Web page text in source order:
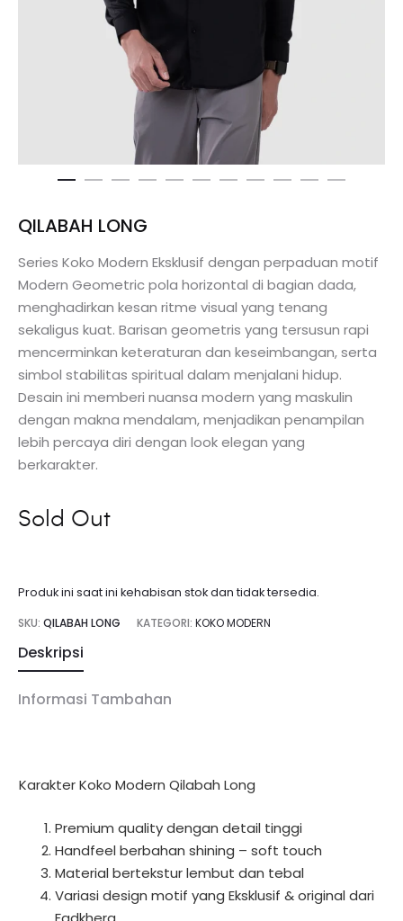
QILABAH LONG
Series Koko Modern Eksklusif dengan perpaduan motif
Modern Geometric pola horizontal di bagian dada,
menghadirkan kesan ritme visual yang tenang
sekaligus kuat. Barisan geometris yang tersusun rapi
mencerminkan keteraturan dan keseimbangan, serta
simbol stabilitas spiritual dalam menjalani hidup.
Desain ini memberi nuansa modern yang maskulin
dengan makna mendalam, menjadikan penampilan
lebih percaya diri dengan look elegan yang
berkarakter.
Sold Out
Produk ini saat ini kehabisan stok dan tidak tersedia.
SKU: QILABAH LONG KATEGORI: KOKO MODERN
Deskripsi
Informasi Tambahan
Karakter Koko Modern Qilabah Long
Premium quality dengan detail tinggi
Handfeel berbahan shining – soft touch
Material bertekstur lembut dan tebal
Variasi design motif yang Eksklusif & original dari